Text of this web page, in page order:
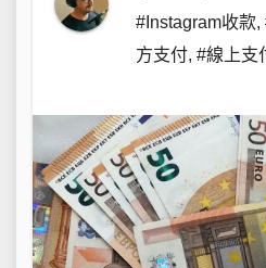
#Instagram收款,
方支付, #線上支